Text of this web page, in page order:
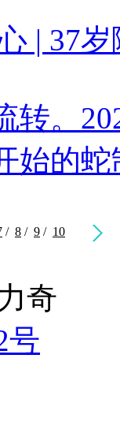
| 37岁
转。
始的
/ 8 / 9 / 10
奇
号